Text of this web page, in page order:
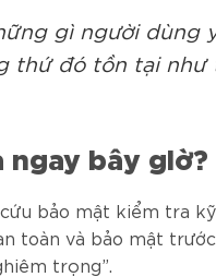
gì người dùng
thứ đó tồn tại như
bây giờ?
bảo mật kiểm tra
toàn và bảo mật
trọng”.